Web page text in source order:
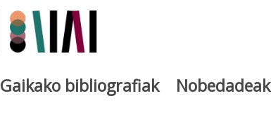
Gaikako bibliografiak Nobedadeak